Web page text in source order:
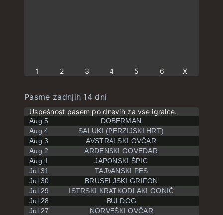
1 2 3 4 5 6 X
Pasme zadnjih 14 dni
Uspešnost pasem po dnevih za vse igralce.
Aug 5
DOBERMAN
Aug 4
SALUKI (PERZIJSKI HRT)
Aug 3
AVSTRALSKI OVČAR
Aug 2
ARDENSKI GOVEDAR
Aug 1
JAPONSKI ŠPIC
Jul 31
TAJVANSKI PES
Jul 30
BRUSELJSKI GRIFON
Jul 29
ISTRSKI KRATKODLAKI GONIČ
Jul 28
BULDOG
Jul 27
NORVEŠKI OVČAR